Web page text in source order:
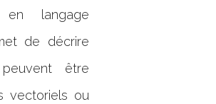
en langage
de décrire
être
vectoriels ou